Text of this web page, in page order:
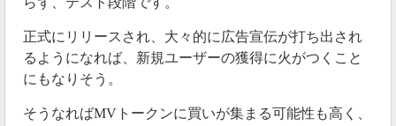
正式にリリースされ、大々的に広告宣伝が打ち出され
るようになれば、新規ユーザーの獲得に火がつくこと
にもなりそう。
そうなればMVトークンに買いが集まる可能性も高く、